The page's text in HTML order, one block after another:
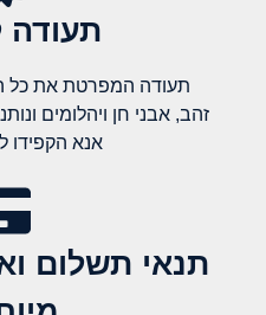
תעודה
תעודה המפרטת את כל
זהב, אבני חן ויהלומים
אנא
תנאי תשלום